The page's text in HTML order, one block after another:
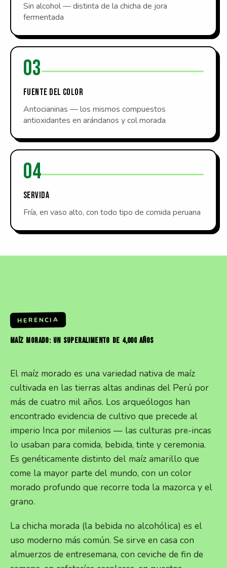
Sin alcohol — distinta de la chicha de jora
fermentada
03
FUENTE DEL COLOR
Antocianinas — los mismos compuestos
antioxidantes en arándanos y col morada
04
SERVIDA
Fría, en vaso alto, con todo tipo de comida peruana
HERENCIA
MAÍZ MORADO: UN SUPERALIMENTO DE 4,000 AÑOS
El maíz morado es una variedad nativa de maíz
cultivada en las tierras altas andinas del Perú por
más de cuatro mil años. Los arqueólogos han
encontrado evidencia de cultivo que precede al
imperio Inca por milenios — las culturas pre-incas
lo usaban para comida, bebida, tinte y ceremonia.
Es genéticamente distinto del maíz amarillo que
come la mayor parte del mundo, con un color
morado profundo que recorre toda la mazorca y el
grano.
La chicha morada (la bebida no alcohólica) es el
uso moderno más común. Se sirve en casa con
almuerzos de entresemana, con ceviche de fin de